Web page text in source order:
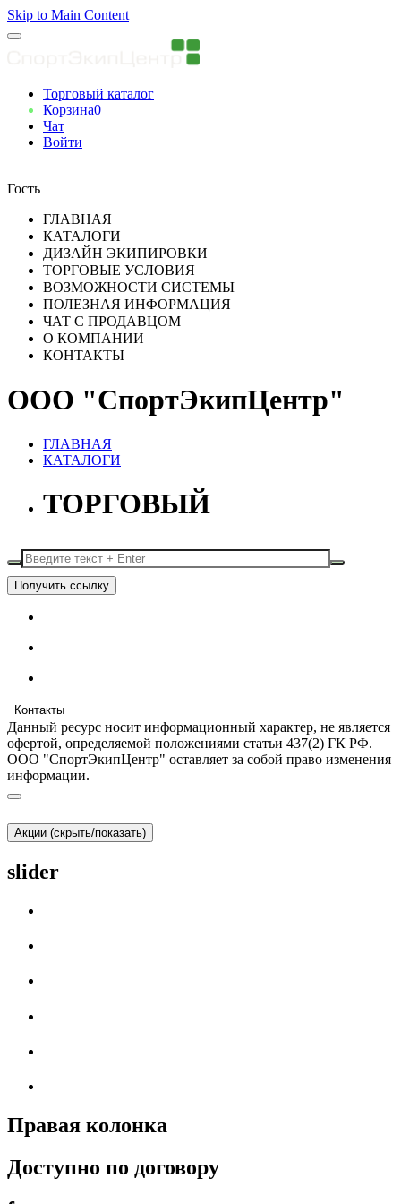
Skip to Main Content
Торговый каталог
Корзина0
Чат
Войти
Гость
ГЛАВНАЯ
КАТАЛОГИ
ДИЗАЙН ЭКИПИРОВКИ
ТОРГОВЫЕ УСЛОВИЯ
ВОЗМОЖНОСТИ СИСТЕМЫ
ПОЛЕЗНАЯ ИНФОРМАЦИЯ
ЧАТ С ПРОДАВЦОМ
О КОМПАНИИ
КОНТАКТЫ
ООО "СпортЭкипЦентр"
ГЛАВНАЯ
КАТАЛОГИ
ТОРГОВЫЙ
Получить ссылку
Контакты
Данный ресурс носит информационный характер, не является
офертой, определяемой положениями статьи 437(2) ГК РФ.
ООО "СпортЭкипЦентр" оставляет за собой право изменения
информации.
Акции (скрыть/показать)
slider
Правая колонка
Доступно по договору